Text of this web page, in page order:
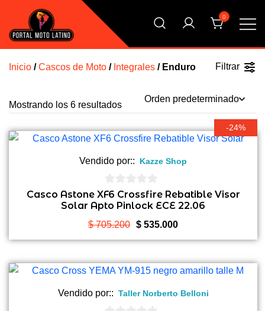
contenido
Argentina
El Primer Shopping Multi Comercios de la Moto Online
0
Filtrar
Inicio /Cascos de Moto / Integrales / Enduro
Mostrando los 6 resultados
-24%
Vendido por:: Kazze Shop
0
de
5
Casco Astone XF6 Crossfire Rebatible Visor
Solar Apto Pinlock ECE 22.06
$705.200 El
precio
era:
$ 535.000El
precio
es:
Vendido por:: Taller Norberto Belloni